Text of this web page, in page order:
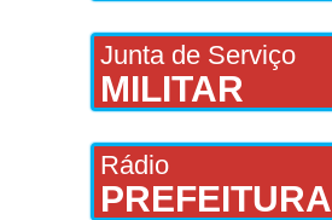
Junta de Serviço
MILITAR
Rádio
PREFEITURA